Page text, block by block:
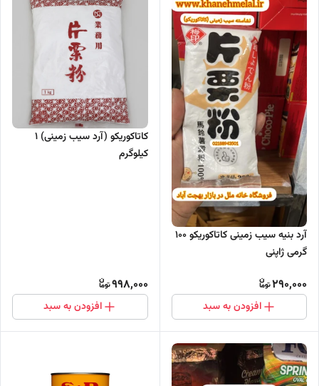
آرد بنیه سیب زمینی کاتاکوریکو ۱۰۰
گرمی ژاپنی
290,000
افزودن به سبد
کاتاکوریکو (آرد سیب زمینی) ۱
کیلوگرم
998,000
افزودن به سبد